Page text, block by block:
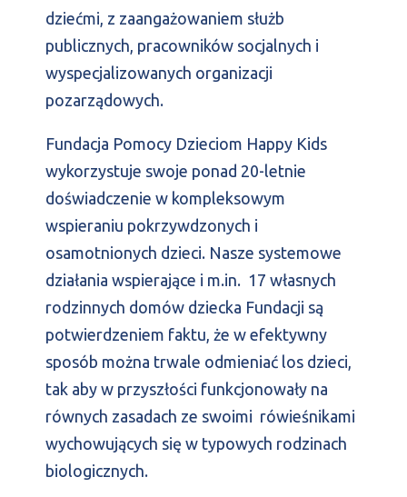
dziećmi, z zaangażowaniem służb
publicznych, pracowników socjalnych i
wyspecjalizowanych organizacji
pozarządowych.
Fundacja Pomocy Dzieciom Happy Kids
wykorzystuje swoje ponad 20-letnie
doświadczenie w kompleksowym
wspieraniu pokrzywdzonych i
osamotnionych dzieci. Nasze systemowe
działania wspierające i m.in. 17 własnych
rodzinnych domów dziecka Fundacji są
potwierdzeniem faktu, że w efektywny
sposób można trwale odmieniać los dzieci,
tak aby w przyszłości funkcjonowały na
równych zasadach ze swoimi rówieśnikami
wychowujących się w typowych rodzinach
biologicznych.